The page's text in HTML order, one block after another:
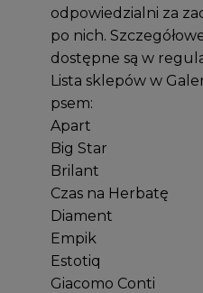
odpowiedzialni za
po nich.
dostępne są w
Lista sklepów w
psem:
Apart
Big Star
Brilant
Czas na Herbatę
Diament
Empik
Estotiq
Giacomo Conti